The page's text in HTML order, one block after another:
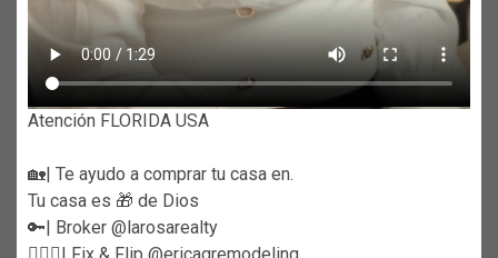
Atención FLORIDA USA
🏡| Te ayudo a comprar tu casa en.
Tu casa es 🎁 de Dios
🔑| Broker @larosarealty